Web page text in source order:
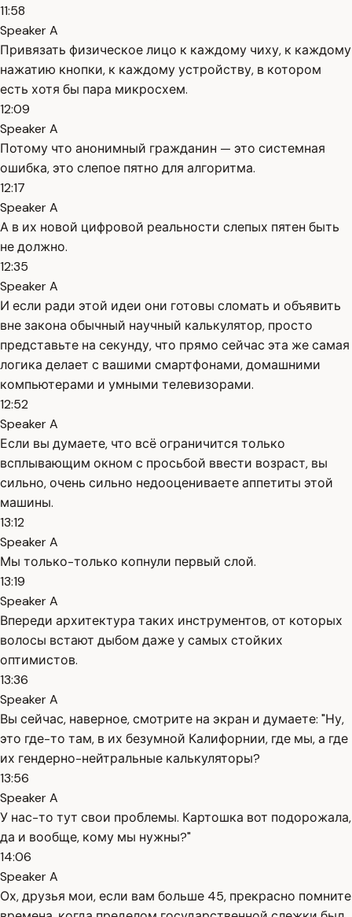
11:58
Speaker A
Привязать физическое лицо к каждому чиху, к каждому
нажатию кнопки, к каждому устройству, в котором
есть хотя бы пара микросхем.
12:09
Speaker A
Потому что анонимный гражданин — это системная
ошибка, это слепое пятно для алгоритма.
12:17
Speaker A
А в их новой цифровой реальности слепых пятен быть
не должно.
12:35
Speaker A
И если ради этой идеи они готовы сломать и объявить
вне закона обычный научный калькулятор, просто
представьте на секунду, что прямо сейчас эта же самая
логика делает с вашими смартфонами, домашними
компьютерами и умными телевизорами.
12:52
Speaker A
Если вы думаете, что всё ограничится только
всплывающим окном с просьбой ввести возраст, вы
сильно, очень сильно недооцениваете аппетиты этой
машины.
13:12
Speaker A
Мы только-только копнули первый слой.
13:19
Speaker A
Впереди архитектура таких инструментов, от которых
волосы встают дыбом даже у самых стойких
оптимистов.
13:36
Speaker A
Вы сейчас, наверное, смотрите на экран и думаете: "Ну,
это где-то там, в их безумной Калифорнии, где мы, а где
их гендерно-нейтральные калькуляторы?
13:56
Speaker A
У нас-то тут свои проблемы. Картошка вот подорожала,
да и вообще, кому мы нужны?"
14:06
Speaker A
Ох, друзья мои, если вам больше 45, прекрасно помните